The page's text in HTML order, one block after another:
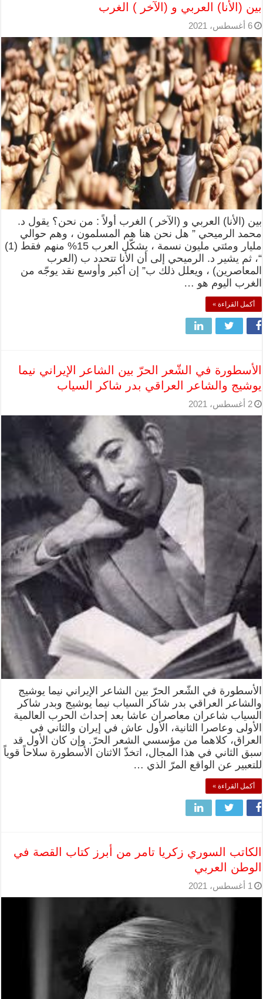
بين (الأنا) العربي و (الآخر ) الغرب
6 أغسطس، 2021
بين (الأنا) العربي و (الآخر ) الغرب أولاً : من نحن؟ يقول د.
محمد الرميحي ” هل نحن هنا هم المسلمون ، وهم حوالي
مليار ومئتي مليون نسمة ، يشكّل العرب 15% منهم فقط (1)
“، ثم يشير د. الرميحي إلى أن الأنا تتحدد ب (العرب
المعاصرين) ، ويعلل ذلك ب” إن أكبر وأوسع نقد يوجّه من
الغرب اليوم هو …
أكمل القراءة »
الأسطورة في الشّعر الحرّ بين الشاعر الإيراني نيما
يوشيج والشاعر العراقي بدر شاكر السياب
2 أغسطس، 2021
الأسطورة في الشّعر الحرّ بين الشاعر الإيراني نيما يوشيج
والشاعر العراقي بدر شاكر السياب نيما يوشيج وبدر شاكر
السياب شاعران معاصران عاشا بعد إحداث الحرب العالمية
الأولى وعاصرا الثانية، الأول عاش في إيران والثاني في
العراق، كلاهما من مؤسسي الشعر الحرّ. وإن كان الأول قد
سبق الثاني في هذا المجال، اتخذّ الاثنان الأسطورة سلاحاً قوياً
للتعبير عن الواقع المرّ الذي …
أكمل القراءة »
الكاتب السوري زكريا تامر من أبرز كتاب القصة في
الوطن العربي
1 أغسطس، 2021